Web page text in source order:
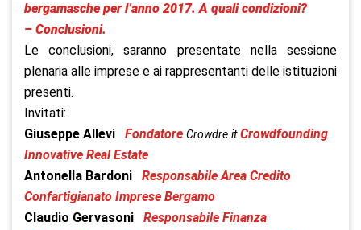
bergamasche per l’anno 2017. A quali condizioni?
– Conclusioni.
Le conclusioni, saranno presentate nella sessione
plenaria alle imprese e ai rappresentanti delle istituzioni
presenti.
Invitati:
Giuseppe Allevi
Fondatore Crowdre.itCrowdfounding
Innovative Real Estate
Antonella Bardoni
Responsabile Area Credito
Confartigianato Imprese Bergamo
Claudio Gervasoni
Responsabile Finanza